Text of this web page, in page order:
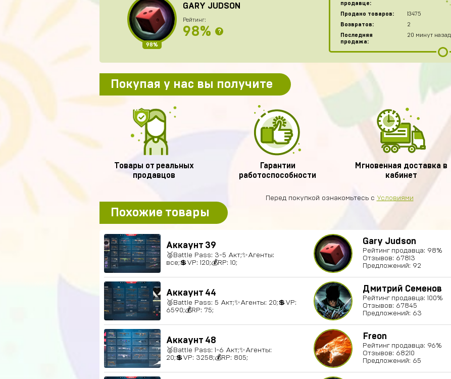
98%
GARY JUDSON
Рейтинг:
98% ?
продавце:
Продано товаров:
13475
Возвратов:
2
Последняя
продажа:
20 минут назад
Покупая у нас вы получите
Товары от реальных
продавцов
Гарантии
работоспособности
Мгновенная доставка в
кабинет
Перед покупкой ознакомьтесь с Условиями
Похожие товары
Аккаунт 39
🥈Battle Pass: 3-5 Акт;✨Агенты:
все;💲VP: 120;💰RP: 10;
Gary Judson
Рейтинг продавца: 98%
Отзывов: 67813
Предложений: 92
Аккаунт 44
🥈Battle Pass: 5 Акт;✨Агенты: 20;💲VP:
6590;💰RP: 75;
Дмитрий Семенов
Рейтинг продавца: 100%
Отзывов: 67845
Предложений: 63
Аккаунт 48
🥈Battle Pass: 1-6 Акт;✨Агенты:
20;💲VP: 3258;💰RP: 805;
Freon
Рейтинг продавца: 96%
Отзывов: 68210
Предложений: 65